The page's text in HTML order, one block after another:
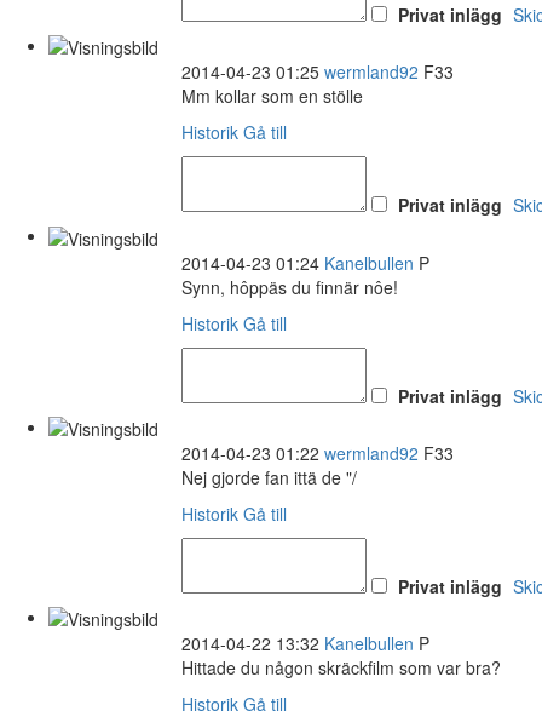
Privat inlägg
2014-04-23 01:25 wermland92 F33
Mm kollar som en stölle
Historik Gå till
Privat inlägg
2014-04-23 01:24 Kanelbullen P
Synn, hôppäs du finnär nôe!
Historik Gå till
Privat inlägg
2014-04-23 01:22 wermland92 F33
Nej gjorde fan ittä de "/
Historik Gå till
Privat inlägg
2014-04-22 13:32 Kanelbullen P
Hittade du någon skräckfilm som var bra?
Historik Gå till